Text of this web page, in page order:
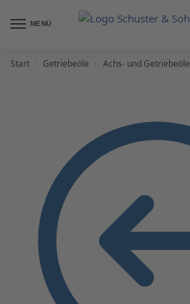
MENÜ
Start Getriebeöle Achs- und Getriebeöle